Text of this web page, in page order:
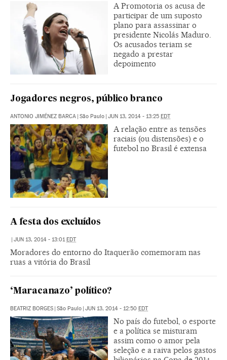
A Promotoria os acusa de
participar de um suposto
plano para assassinar o
presidente Nicolás Maduro.
Os acusados teriam se
negado a prestar
depoimento
Jogadores negros, público branco
ANTONIO JIMÉNEZ BARCA | São Paulo | JUN 13, 2014 - 13:25 EDT
A relação entre as tensões
raciais (ou distensões) e o
futebol no Brasil é extensa
A festa dos excluídos
| JUN 13, 2014 - 13:01EDT
Moradores do entorno do Itaquerão comemoram nas
ruas a vitória do Brasil
‘Maracanazo’ político?
BEATRIZ BORGES | São Paulo | JUN 13, 2014 - 12:50 EDT
No país do futebol, o esporte
e a política se misturam
assim como o amor pela
seleção e a raiva pelos gastos